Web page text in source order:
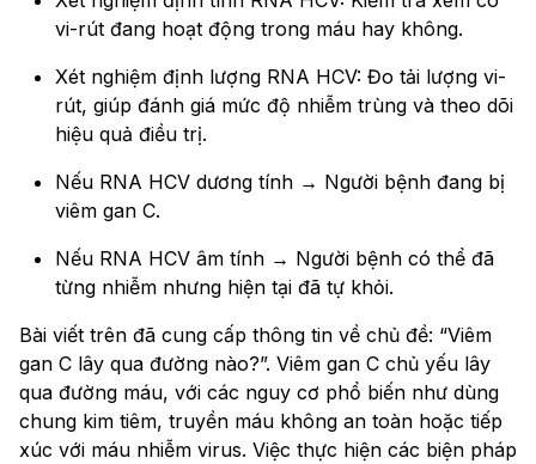
vi-rút đang hoạt động trong máu hay không.
Xét nghiệm định lượng RNA HCV: Đo tải lượng vi-
rút, giúp đánh giá mức độ nhiễm trùng và theo dõi
hiệu quả điều trị.
Nếu RNA HCV dương tính → Người bệnh đang bị
viêm gan C.
Nếu RNA HCV âm tính → Người bệnh có thể đã
từng nhiễm nhưng hiện tại đã tự khỏi.
Bài viết trên đã cung cấp thông tin về chủ đề: “Viêm
gan C lây qua đường nào?”. Viêm gan C chủ yếu lây
qua đường máu, với các nguy cơ phổ biến như dùng
chung kim tiêm, truyền máu không an toàn hoặc tiếp
xúc với máu nhiễm virus. Việc thực hiện các biện pháp